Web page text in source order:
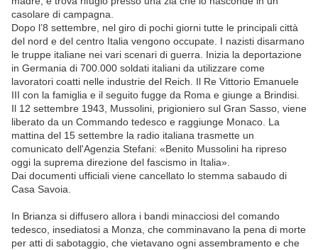
casolare di campagna.
Dopo l’8 settembre, nel giro di pochi giorni tutte le principali città
del nord e del centro Italia vengono occupate. I nazisti disarmano
le truppe italiane nei vari scenari di guerra. Inizia la deportazione
in Germania di 700.000 soldati italiani da utilizzare come
lavoratori coatti nelle industrie del Reich. Il Re Vittorio Emanuele
III con la famiglia e il seguito fugge da Roma e giunge a Brindisi.
Il 12 settembre 1943, Mussolini, prigioniero sul Gran Sasso, viene
liberato da un Commando tedesco e raggiunge Monaco. La
mattina del 15 settembre la radio italiana trasmette un
comunicato dell'Agenzia Stefani: «Benito Mussolini ha ripreso
oggi la suprema direzione del fascismo in Italia».
Dai documenti ufficiali viene cancellato lo stemma sabaudo di
Casa Savoia.
In Brianza si diffusero allora i bandi minacciosi del comando
tedesco, insediatosi a Monza, che comminavano la pena di morte
per atti di sabotaggio, che vietavano ogni assembramento e che